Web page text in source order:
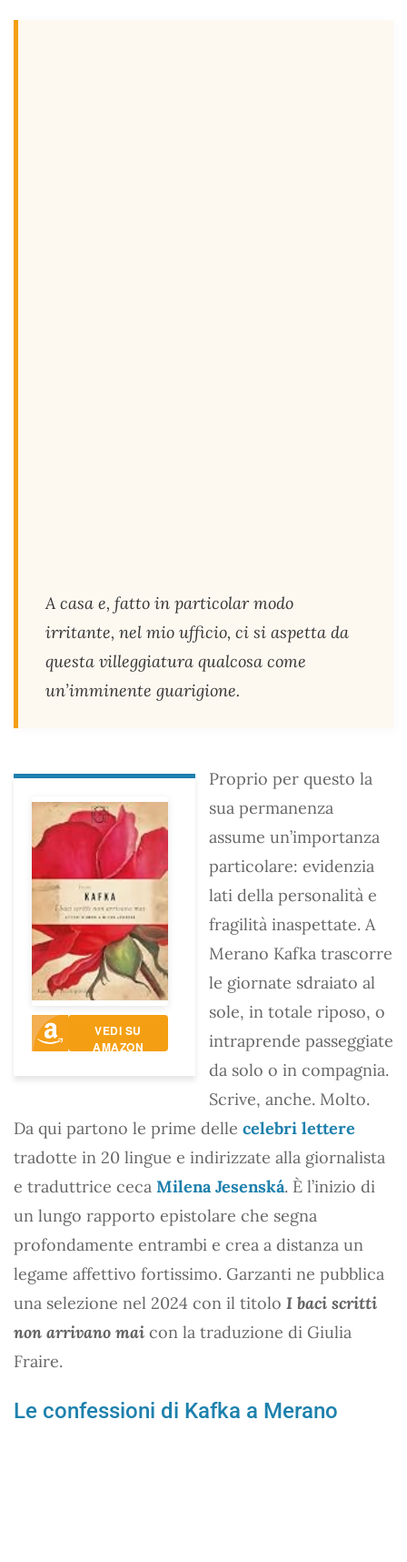
A casa e, fatto in particolar modo
irritante, nel mio ufficio, ci si aspetta da
questa villeggiatura qualcosa come
un’imminente guarigione.
VEDI SU
AMAZON
Proprio per questo la
sua permanenza
assume un’importanza
particolare: evidenzia
lati della personalità e
fragilità inaspettate. A
Merano Kafka trascorre
le giornate sdraiato al
sole, in totale riposo, o
intraprende passeggiate
da solo o in compagnia.
Scrive, anche. Molto.
Da qui partono le prime delle celebri lettere
tradotte in 20 lingue e indirizzate alla giornalista
e traduttrice ceca Milena Jesenská. È l’inizio di
un lungo rapporto epistolare che segna
profondamente entrambi e crea a distanza un
legame affettivo fortissimo. Garzanti ne pubblica
una selezione nel 2024 con il titolo I baci scritti
non arrivano mai con la traduzione di Giulia
Fraire.
Le confessioni di Kafka a Merano